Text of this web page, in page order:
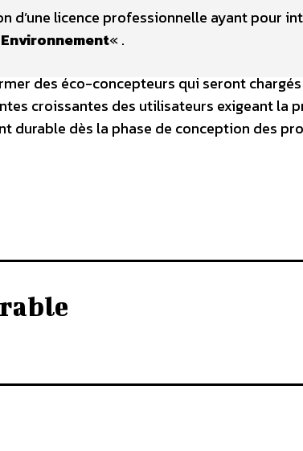
d’une licence professionnelle ayant pour
« .
des éco-concepteurs qui seront
croissantes des utilisateurs exigeant la
durable dès la phase de conception des